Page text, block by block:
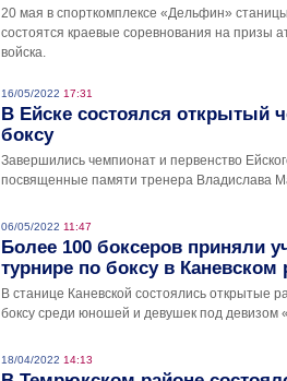
20 мая в спорткомплексе «Дельфин»
состоятся краевые соревнования на призы
войска.
16/05/2022 17:31
В Ейске состоялся открытый
боксу
Завершились чемпионат и первенство
посвященные памяти тренера Владислава
06/05/2022 11:47
Более 100 боксеров приняли
турнире по боксу в Каневском
В станице Каневской состоялись открытые
боксу среди юношей и девушек под девизом
18/04/2022 14:13